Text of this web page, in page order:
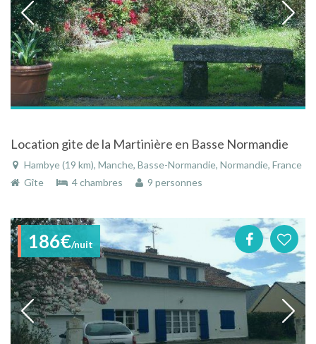
Location gite de la Martinière en Basse Normandie
Hambye (19 km), Manche, Basse-Normandie, Normandie, France
Gîte
4 chambres 9 personnes
186€/nuit